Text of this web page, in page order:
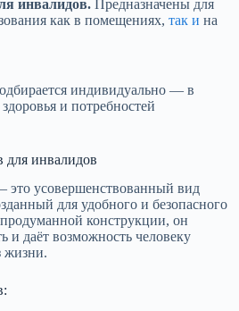
инвалидов. Предназначены для
как в помещениях, так и на
индивидуально — в
и потребностей
для инвалидов
это усовершенствованный вид
для удобного и безопасного
конструкции, он
и даёт возможность человеку
жизни.